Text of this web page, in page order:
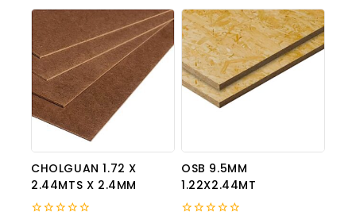
CHOLGUAN 1.72 X
2.44MTS X 2.4MM
OSB 9.5MM
1.22X2.44MT